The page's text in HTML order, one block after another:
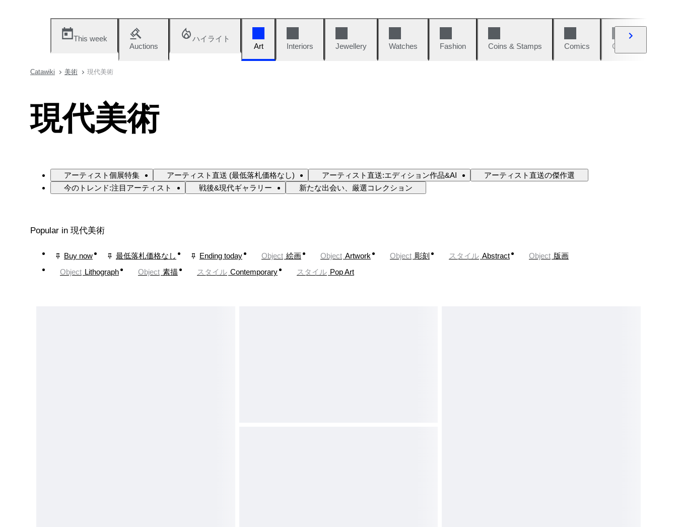
This week
Auctions
ハイライト
Art
Interiors Jewellery Watches Fashion Coins & Stamps Comics Cars & Bikes
Catawiki 美術 現代美術
現代美術
アーティスト個展特集 アーティスト直送 (最低落札価格なし) アーティスト直送:エディション作品&AI
アーティスト直送の傑作選
今のトレンド:注目アーティスト
戦後&現代ギャラリー 新たな出会い、厳選コレクション
Popular in 現代美術
Buy now 最低落札価格なし Ending today Object 絵画 Object Artwork Object 彫刻 スタイル Abstract Object 版画
Object Lithograph Object 素描 スタイル Contemporary スタイル Pop Art